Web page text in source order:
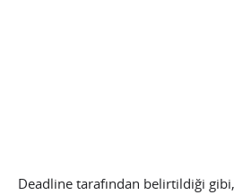
Deadline tarafından belirtildiği